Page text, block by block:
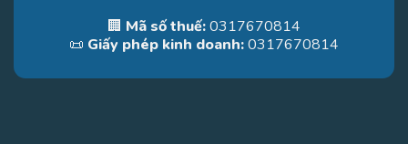
🏢 Mã số thuế:0317670814
📜 Giấy phép kinh doanh:0317670814